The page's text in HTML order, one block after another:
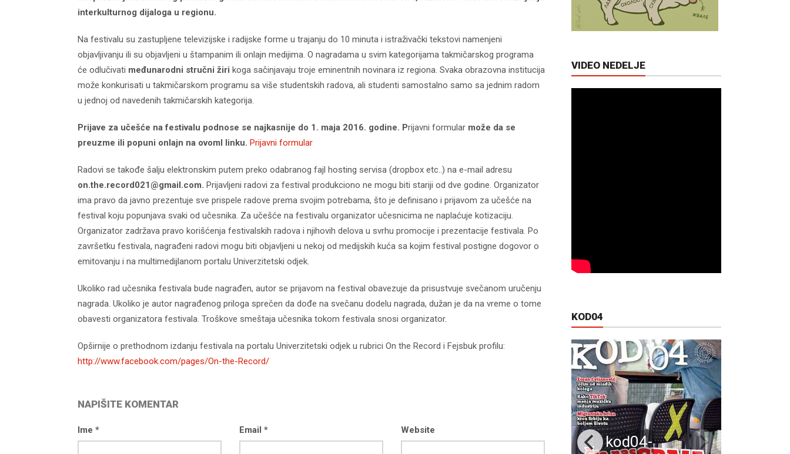
interkulturnog dijaloga u regionu.
Na festivalu su zastupljene televizijske i radijske forme u trajanju do 10 minuta i istraživački tekstovi namenjeni
objavljivanju ili su objavljeni u štampanim ili onlajn medijima. O nagradama u svim kategorijama takmičarskog programa
će odlučivati međunarodni stručni žiri koga sačinjavaju troje eminentnih novinara iz regiona. Svaka obrazovna institucija
može konkurisati u takmičarskom programu sa više studentskih radova, ali studenti samostalno samo sa jednim radom
u jednoj od navedenih takmičarskih kategorija.
Prijave za učešće na festivalu podnose se najkasnije do 1. maja 2016. godine. Prijavni formular može da se
preuzme ili popuni onlajn na ovoml linku. Prijavni formular
Radovi se takođe šalju elektronskim putem preko odabranog fajl hosting servisa (dropbox etc..) na e-mail adresu
on.the.record021@gmail.com. Prijavljeni radovi za festival produkciono ne mogu biti stariji od dve godine. Organizator
ima pravo da javno prezentuje sve prispele radove prema svojim potrebama, što je definisano i prijavom za učešće na
festival koju popunjava svaki od učesnika. Za učešće na festivalu organizator učesnicima ne naplaćuje kotizaciju.
Organizator zadržava pravo korišćenja festivalskih radova i njihovih delova u svrhu promocije i prezentacije festivala. Po
završetku festivala, nagrađeni radovi mogu biti objavljeni u nekoj od medijskih kuća sa kojim festival postigne dogovor o
emitovanju i na multimedijlanom portalu Univerzitetski odjek.
Ukoliko rad učesnika festivala bude nagrađen, autor se prijavom na festival obavezuje da prisustvuje svečanom uručenju
nagrada. Ukoliko je autor nagrađenog priloga sprečen da dođe na svečanu dodelu nagrada, dužan je da na vreme o tome
obavesti organizatora festivala. Troškove smeštaja učesnika tokom festivala snosi organizator.
Opširnije o prethodnom izdanju festivala na portalu Univerzitetski odjek u rubrici On the Record i Fejsbuk profilu:
http://www.facebook.com/pages/On-the-Record/
NAPIŠITE KOMENTAR
Ime * Email * Website
VIDEO NEDELJE
KOD04
kod04-
kod04-
kod04-
kod04-